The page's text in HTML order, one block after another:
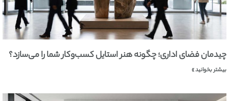
چیدمان فضای اداری؛ چگونه هنر استایل کسب‌وکار شما را می‌سازد؟
بیشتر بخوانید »